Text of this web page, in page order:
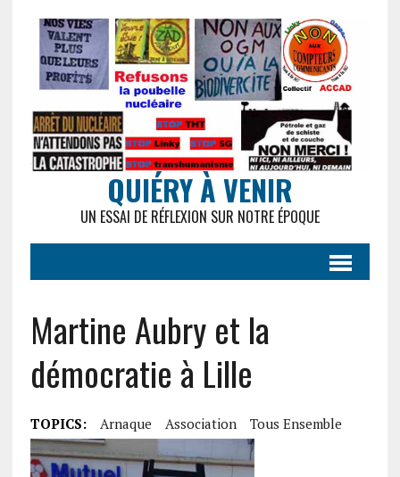
QUIÉRY À VENIR
UN ESSAI DE RÉFLEXION SUR NOTRE ÉPOQUE
Martine Aubry et la
démocratie à Lille
TOPICS: Arnaque Association Tous Ensemble